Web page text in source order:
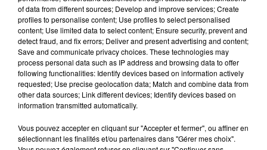
Gagnez vos entrées pour le
Musée du Sport Automobile au
Mans !
Destination Vacances - Gagnez
of data from different sources; Develop and improve services; Create
profiles to personalise content; Use profiles to select personalised
content; Use limited data to select content; Ensure security, prevent and
detect fraud, and fix errors; Deliver and present advertising and content;
Save and communicate privacy choices. These technologies may
process personal data such as IP address and browsing data to offer
following functionalities: Identify devices based on information actively
requested; Use precise geolocation data; Match and combine data from
other data sources; Link different devices; Identify devices based on
information transmitted automatically.
Vous pouvez accepter en cliquant sur "Accepter et fermer", ou affiner en
sélectionnant les finalités et/ou partenaires dans "Gérer mes choix".